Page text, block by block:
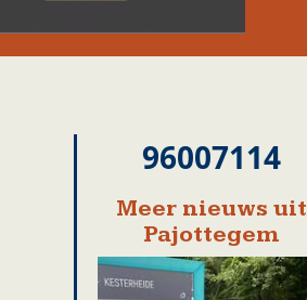
96007114
Meer nieuws uit
Pajottegem